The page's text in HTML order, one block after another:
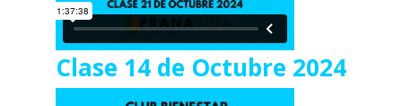
Clase 14 de Octubre 2024